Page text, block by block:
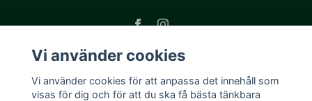
Läs mer
Vi använder cookies
Vi använder cookies för att anpassa det innehåll som
visas för dig och för att du ska få bästa tänkbara